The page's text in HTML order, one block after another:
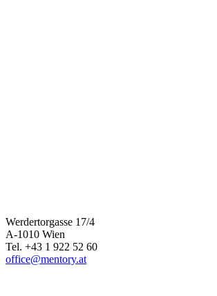
Werdertorgasse 17/4
A-1010 Wien
Tel. +43 1 922 52 60
office@mentory.at